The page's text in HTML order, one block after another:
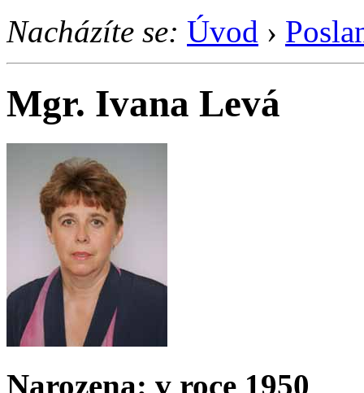
Nacházíte se: Úvod ›
Mgr. Ivana Levá
Narozena: v roce 1950